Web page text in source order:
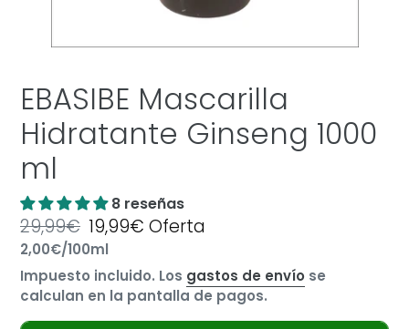
EBASIBE Mascarilla
Hidratante Ginseng 1000
ml
8 reseñas
Precio
habitual
29,99€ Precio
de
oferta
19,99€Oferta
Precio
unitario
2,00€/por
100ml
Impuesto incluido. Los gastos de envío se
calculan en la pantalla de pagos.